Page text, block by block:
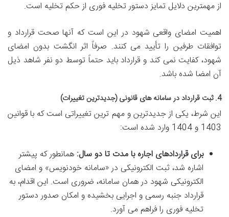
از مهمترین دلایل تمایز دستور تخلیه فوری از حکم تخلیه است.
اهمیت امضای واقعی شهود در این است که آنها صحت قرارداد و
توافقات طرفین را تأیید می کنند. صرفاً اثر انگشت بدون امضای
شهود، کفایت نمی کند و قرارداد باید حتماً توسط دو نفر شاهد ذیل
آن امضا شده باشد.
4. ثبت قرارداد در سامانه های قانونی (جدیدترین تغییرات)
این شرط، یکی از جدیدترین و مهم ترین تغییراتی است که با قوانین
1403 و 1404 وارد شده است:
برای قراردادهای اجاره با مدت تا دو سال: همانطور که پیشتر
اشاره شد، ثبت الکترونیکی در «سامانه خودنویس» و امضای
الکترونیکی شهود در همان سامانه، ضروری است. این اقدام، به
قرارداد جنبه رسمی و اجرایی بخشیده و امکان صدور دستور
تخلیه فوری را فراهم می آورد.